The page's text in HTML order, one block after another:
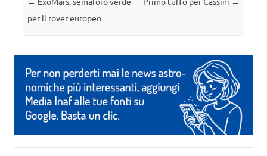
per il rover europeo